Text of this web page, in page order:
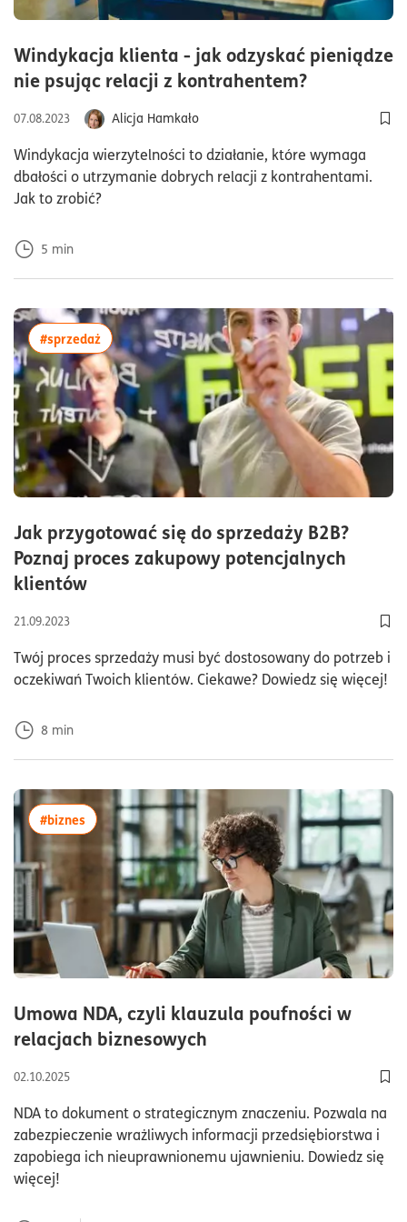
Windykacja klienta - jak odzyskać pieniądze
nie psując relacji z kontrahentem?czas
07.08.2023
Alicja Hamkało
Windykacja wierzytelności to działanie, które wymaga
dbałości o utrzymanie dobrych relacji z kontrahentami.
Jak to zrobić?
5 min
Jak przygotować się do sprzedaży B2B?
Poznaj proces zakupowy potencjalnych
klientówczas czytania8minuty
21.09.2023
Twój proces sprzedaży musi być dostosowany do potrzeb i
oczekiwań Twoich klientów. Ciekawe? Dowiedz się więcej!
8 min
#sprzedażwięcej artykułów z tagiem:#sprzedaż
Umowa NDA, czyli klauzula poufności w
relacjach biznesowych
02.10.2025
NDA to dokument o strategicznym znaczeniu. Pozwala na
zabezpieczenie wrażliwych informacji przedsiębiorstwa i
zapobiega ich nieuprawnionemu ujawnieniu. Dowiedz się
więcej!
#bizneswięcej artykułów z tagiem:#biznes